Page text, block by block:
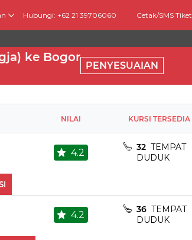
Hubungi: +62 21 39706060 Cetak/SMS Tiket
ke Bogor
PENYESUAIAN
NILAI KURSI TERSEDIA
4.2 32 TEMPAT
DUDUK
4.2 36 TEMPAT
DUDUK